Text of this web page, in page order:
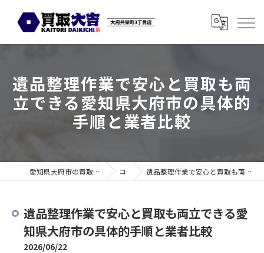
遺品整理作業で安心と買取も両
立できる愛知県大府市の具体的
手順と業者比較
愛知県大府市の買取なら買取大吉 大府共栄町3丁目店 コラム 遺品整理作業で安心と買取も両立できる愛知県大府市の具体的手順と業者比較
遺品整理作業で安心と買取も両立できる愛
知県大府市の具体的手順と業者比較
2026/06/22